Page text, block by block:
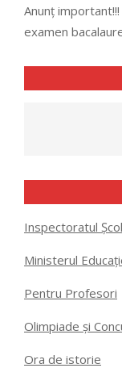
Anunț
examen
Inspectoratul
Ministerul
Pentru Profesori
Olimpiade și
Ora de istorie